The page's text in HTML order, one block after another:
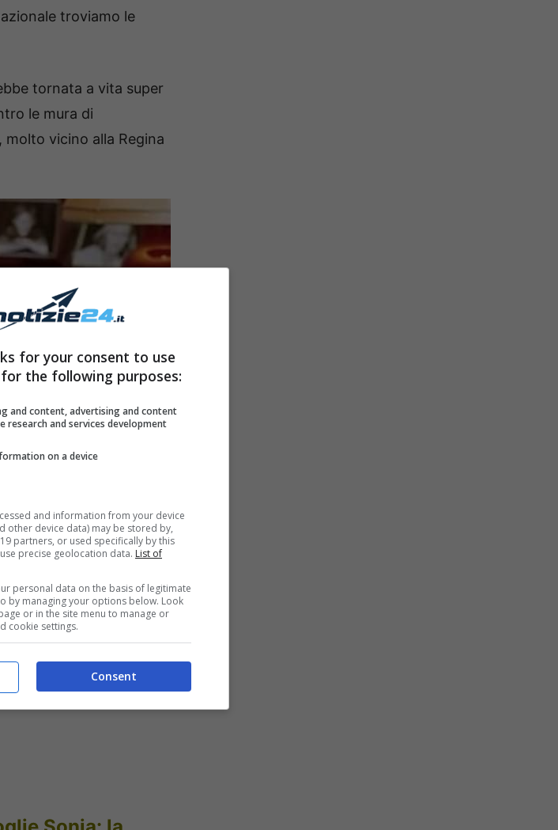
troviamo le
tornata a vita super
le mura di
molto vicino alla Regina
for your consent to use
the following purposes:
and content, advertising and content
research and services development
on a device
and information from your device
other device data) may be stored by,
partners, or used specifically by this
precise geolocation data. List of
personal data on the basis of legitimate
by managing your options below. Look
or in the site menu to manage or
cookie settings.
Consent